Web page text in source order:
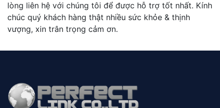
lòng liên hệ với chúng tôi để được hỗ trợ tốt nhất. Kính
chúc quý khách hàng thật nhiều sức khỏe & thịnh
vượng, xin trân trọng cảm ơn.